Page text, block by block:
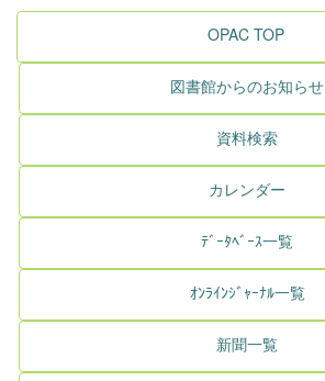
OPAC TOP
図書館からのお知らせ
資料検索
カレンダー
ﾃﾞｰﾀﾍﾞｰｽ一覧
ｵﾝﾗｲﾝｼﾞｬｰﾅﾙ一覧
新聞一覧